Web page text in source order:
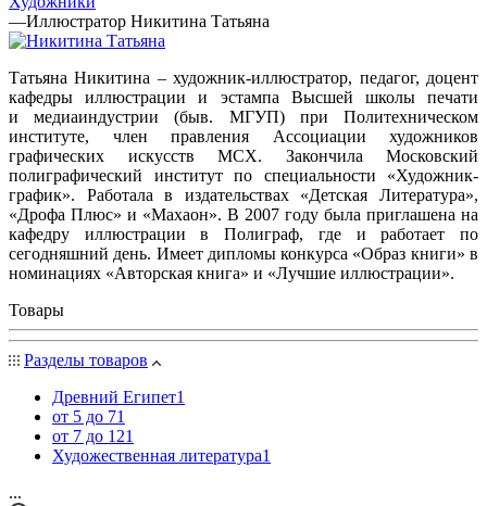
—Иллюстратор Никитина Татьяна
Татьяна Никитина – художник-иллюстратор, педагог, доцент
кафедры иллюстрации и эстампа Высшей школы печати
и медиаиндустрии (быв. МГУП) при Политехническом
институте, член правления Ассоциации художников
графических искусств МСХ. Закончила Московский
полиграфический институт по специальности «Художник-
график». Работала в издательствах «Детская Литература»,
«Дрофа Плюс» и «Махаон». В 2007 году была приглашена на
кафедру иллюстрации в Полиграф, где и работает по
сегодняшний день. Имеет дипломы конкурса «Образ книги» в
номинациях «Авторская книга» и «Лучшие иллюстрации».
Товары
Разделы товаров
Древний Египет1
от 5 до 71
от 7 до 121
Художественная литература1
...